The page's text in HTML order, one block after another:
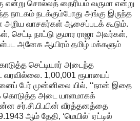
சொல்லத் தைரியம் வருமா என்று
நாடகம் நடக்கும்போது அங்கு இருந்த
அறிய வாசகர்கள் ஆசைப்படக் கூடும்.
செட்டி நாட்டு குமார ராஜா அவர்கள்,
அனேக ஆயிரம் தமிழ் மக்களும்
செட்டியார் அடைந்த
வரவில்லை. 1,00,001 ரூபாயைப்
பேர் முன்னிலை யில், ‘‘நான் இதை
கொடுத்த அடை யாளமாகக்
சர்.சி.பி.யின் வீரத்தனத்தை
ஆம் தேதி, ‘மெயில்' ஏட்டில்